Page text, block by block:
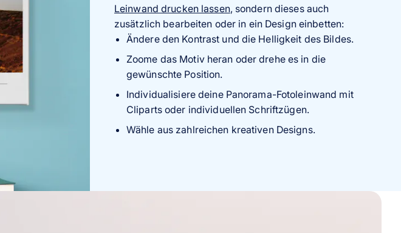
Leinwand drucken lassen, sondern dieses auch
zusätzlich bearbeiten oder in ein Design einbetten:
Ändere den Kontrast und die Helligkeit des Bildes.
Zoome das Motiv heran oder drehe es in die
gewünschte Position.
Individualisiere deine Panorama-Fotoleinwand mit
Cliparts oder individuellen Schriftzügen.
Wähle aus zahlreichen kreativen Designs.